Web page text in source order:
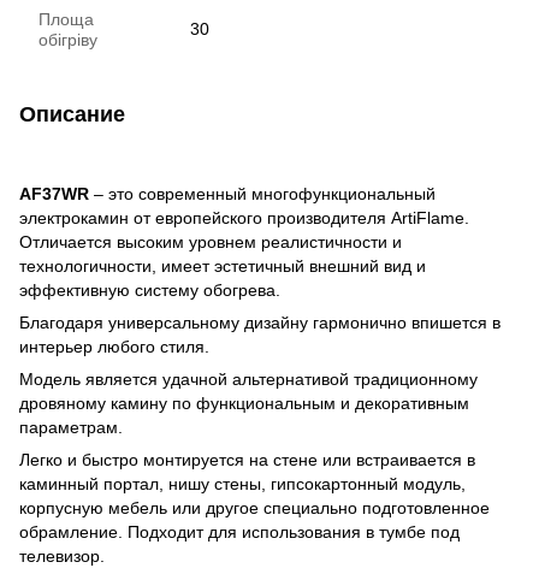
Площа
обігріву
30
Описание
AF37WR – это современный многофункциональный
электрокамин от европейского производителя ArtiFlame.
Отличается высоким уровнем реалистичности и
технологичности, имеет эстетичный внешний вид и
эффективную систему обогрева.
Благодаря универсальному дизайну гармонично впишется в
интерьер любого стиля.
Модель является удачной альтернативой традиционному
дровяному камину по функциональным и декоративным
параметрам.
Легко и быстро монтируется на стене или встраивается в
каминный портал, нишу стены, гипсокартонный модуль,
корпусную мебель или другое специально подготовленное
обрамление. Подходит для использования в тумбе под
телевизор.